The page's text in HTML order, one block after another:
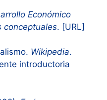
Económico
conceptuales. [URL]
Wikipedia.
introductoria